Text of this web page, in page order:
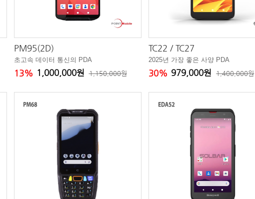
PM95(2D)
초고속 데이터 통신의 PDA
13% 1,000,000원 1,150,000원
TC22 / TC27
2025년 가장 좋은 사양 PDA
30% 979,000원 1,400,000원